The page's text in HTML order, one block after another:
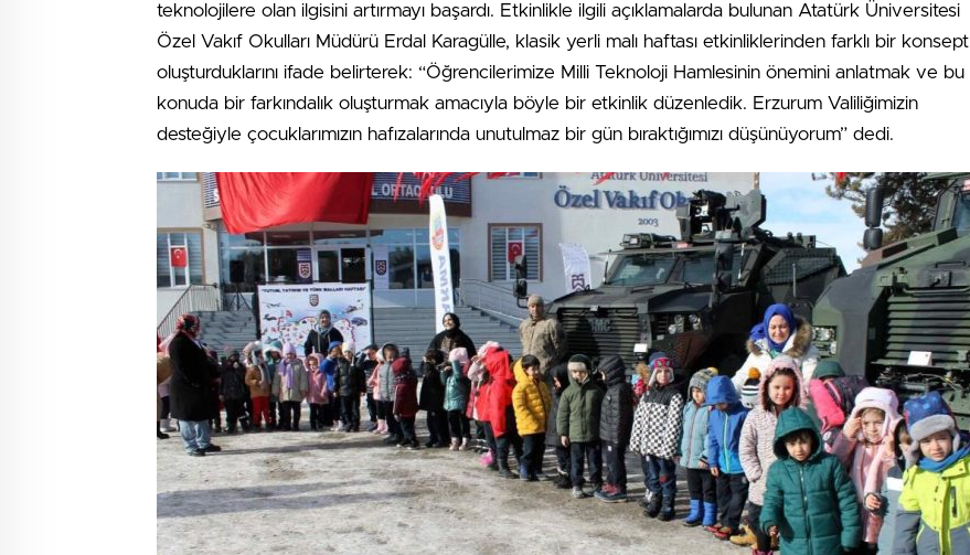
teknolojilere olan ilgisini artırmayı başardı. Etkinlikle ilgili açıklamalarda bulunan Atatürk Üniversitesi
Özel Vakıf Okulları Müdürü Erdal Karagülle, klasik yerli malı haftası etkinliklerinden farklı bir konsept
oluşturduklarını ifade belirterek: “Öğrencilerimize Milli Teknoloji Hamlesinin önemini anlatmak ve bu
konuda bir farkındalık oluşturmak amacıyla böyle bir etkinlik düzenledik. Erzurum Valiliğimizin
desteğiyle çocuklarımızın hafızalarında unutulmaz bir gün bıraktığımızı düşünüyorum” dedi.